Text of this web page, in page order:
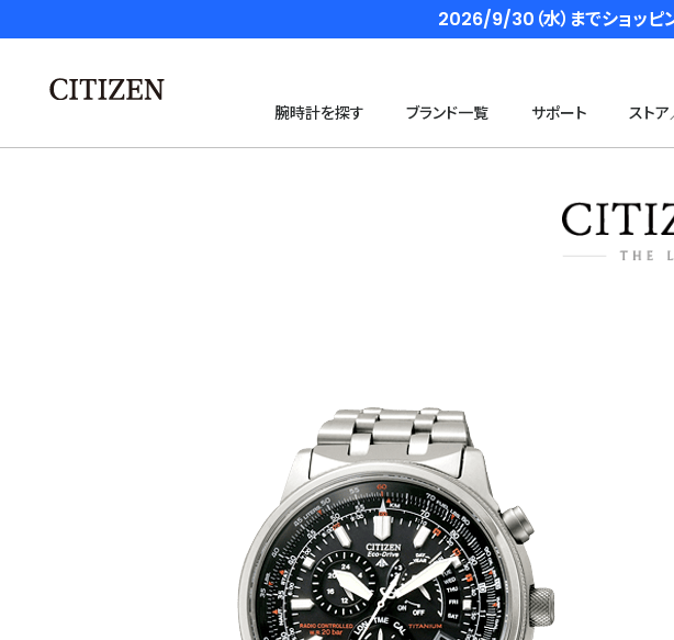
2026/9/30（水）までショッピ
腕時計を探す ブランド一覧 サポート スト